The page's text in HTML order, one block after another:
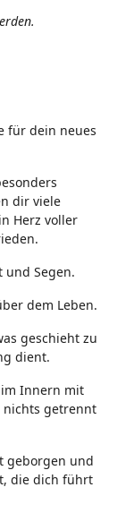
für dein neues
dir viele
Herz voller
und Segen.
dem Leben.
geschieht zu
dient.
Innern mit
nichts getrennt
geborgen und
die dich führt